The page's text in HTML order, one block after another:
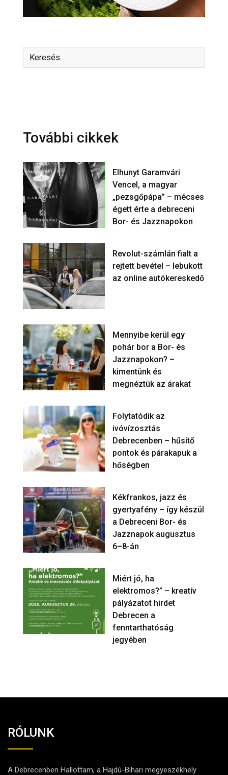
További cikkek
Elhunyt Garamvári
Vencel, a magyar
„pezsgőpápa” – mécses
égett érte a debreceni
Bor- és Jazznapokon
Revolut-számlán fialt a
rejtett bevétel – lebukott
az online autókereskedő
Mennyibe kerül egy
pohár bor a Bor- és
Jazznapokon? –
kimentünk és
megnéztük az árakat
Folytatódik az
ivóvízosztás
Debrecenben – hűsítő
pontok és párakapuk a
hőségben
Kékfrankos, jazz és
gyertyafény – így készül
a Debreceni Bor- és
Jazznapok augusztus
6–8-án
Miért jó, ha
elektromos?” – kreatív
pályázatot hirdet
Debrecen a
fenntarthatóság
jegyében
RÓLUNK
A Debrecenben Hallottam, a Hajdú-Bihari megyeszékhely